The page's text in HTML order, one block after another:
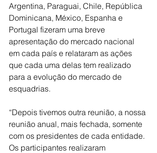
Argentina, Paraguai, Chile, República
Dominicana, México, Espanha e
Portugal fizeram uma breve
apresentação do mercado nacional
em cada país e relataram as ações
que cada uma delas tem realizado
para a evolução do mercado de
esquadrias.
“Depois tivemos outra reunião, a nossa
reunião anual, mais fechada, somente
com os presidentes de cada entidade.
Os participantes realizaram